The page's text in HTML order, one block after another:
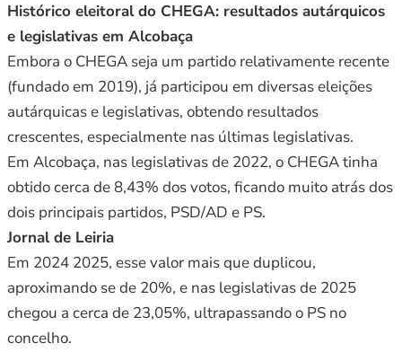
Histórico eleitoral do CHEGA: resultados autárquicos
e legislativas em Alcobaça
Embora o CHEGA seja um partido relativamente recente
(fundado em 2019), já participou em diversas eleições
autárquicas e legislativas, obtendo resultados
crescentes, especialmente nas últimas legislativas.
Em Alcobaça, nas legislativas de 2022, o CHEGA tinha
obtido cerca de 8,43% dos votos, ficando muito atrás dos
dois principais partidos, PSD/AD e PS.
Jornal de Leiria
Em 2024 2025, esse valor mais que duplicou,
aproximando se de 20%, e nas legislativas de 2025
chegou a cerca de 23,05%, ultrapassando o PS no
concelho.